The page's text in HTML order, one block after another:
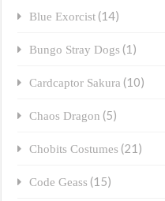
Blue Exorcist (14)
Bungo Stray Dogs (1)
Cardcaptor Sakura (10)
Chaos Dragon (5)
Chobits Costumes (21)
Code Geass (15)